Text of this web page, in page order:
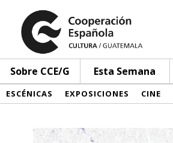
Sobre CCE/G Esta Semana
ESCÉNICAS EXPOSICIONES CINE